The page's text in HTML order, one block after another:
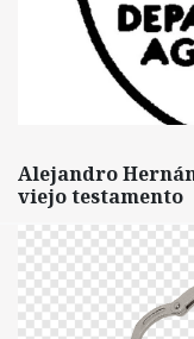
Alejandro
viejo testamento